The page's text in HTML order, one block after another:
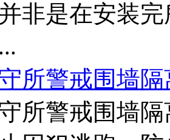
非是在安装
所警戒围墙
所警戒围墙